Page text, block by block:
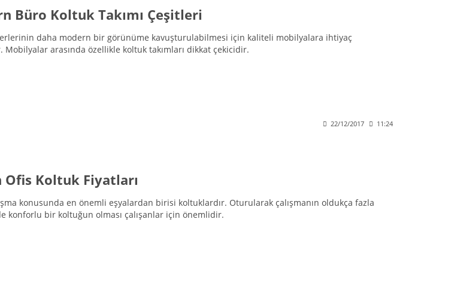
Büro Koltuk Takımı Çeşitleri
daha modern bir görünüme kavuşturulabilmesi için kaliteli mobilyalara ihtiyaç
Mobilyalar arasında özellikle koltuk takımları dikkat çekicidir.
22/12/2017 11:24
Ofis Koltuk Fiyatları
konusunda en önemli eşyalardan birisi koltuklardır. Oturularak çalışmanın oldukça fazla
konforlu bir koltuğun olması çalışanlar için önemlidir.